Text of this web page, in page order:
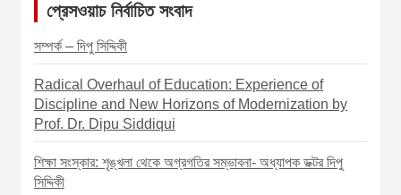
প্রেসওয়াচ নির্বাচিত সংবাদ
সম্পর্ক – দিপু সিদ্দিকী
Radical Overhaul of Education: Experience of
Discipline and New Horizons of Modernization by
Prof. Dr. Dipu Siddiqui
শিক্ষা সংস্কার: শৃঙ্খলা থেকে অগ্রগতির সম্ভাবনা- অধ্যাপক ডক্টর দিপু
সিদ্দিকী